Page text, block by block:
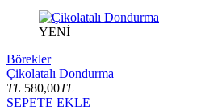
YENİ
Börekler
Çikolatalı Dondurma
TL 580,00TL
SEPETE EKLE